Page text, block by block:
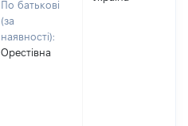
По батькові
(за
наявності):
Орестівна